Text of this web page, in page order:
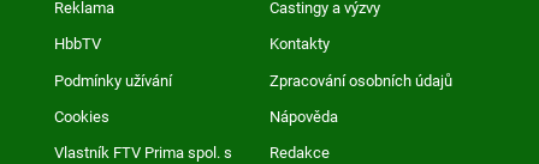
Reklama Castingy a výzvy
HbbTV Kontakty
Podmínky užívání Zpracování osobních údajů
Cookies Nápověda
Vlastník FTV Prima spol. s
Redakce